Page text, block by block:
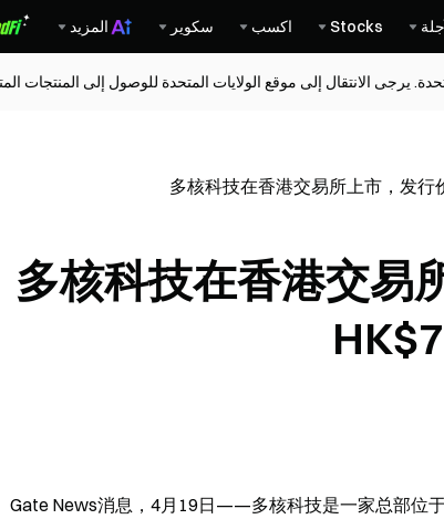
Stocks اكسب سكوير المزيد
يرجى الانتقال إلى موقع الولايات المتحدة للوصول إلى المنتجات
多核科技在香港交易所上市，发
多核科技在香港交易
Gate News消息，4月19日——多核科技是一家总部位